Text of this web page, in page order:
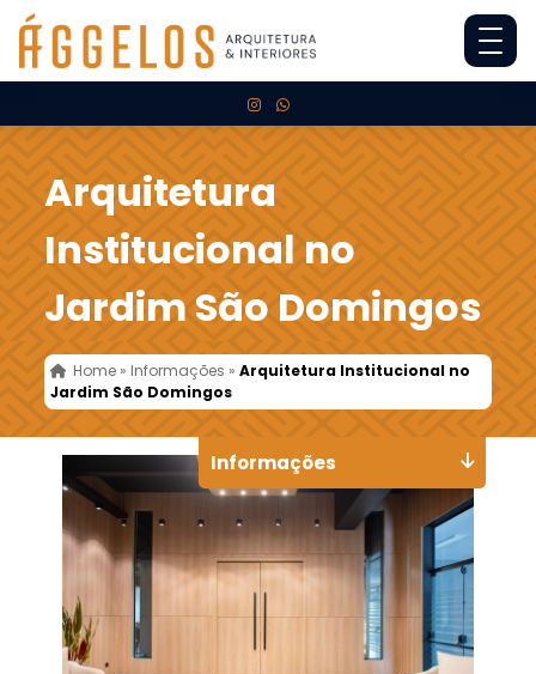
Arquitetura
Institucional no
Jardim São Domingos
Home » Informações »Arquitetura Institucional no
Jardim São Domingos
Informações